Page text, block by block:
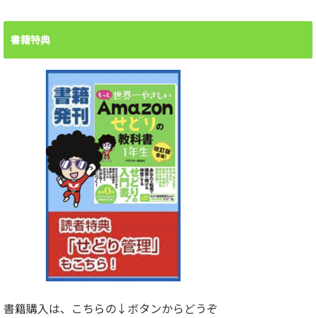
書籍特典
書籍購入は、こちらの↓ボタンからどうぞ